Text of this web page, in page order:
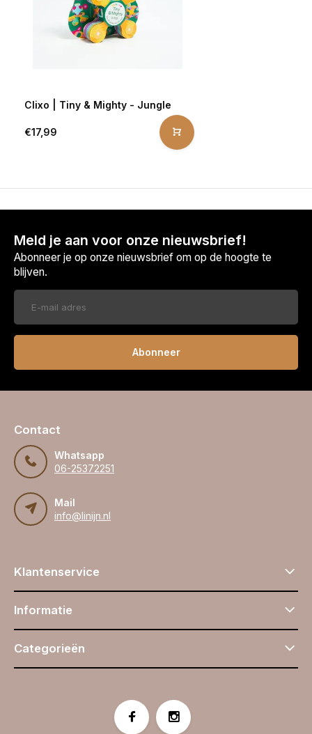
Clixo | Tiny & Mighty - Jungle
€17,99
Meld je aan voor onze nieuwsbrief!
Abonneer je op onze nieuwsbrief om op de hoogte te
blijven.
Abonneer
Contact
Whatsapp
06-25372251
Mail
info@linijn.nl
Klantenservice
Informatie
Categorieën